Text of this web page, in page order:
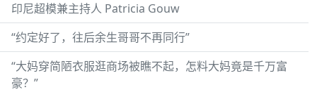
印尼超模兼主持人 Patricia Gouw
“约定好了，往后余生哥哥不再同行”
“大妈穿简陋衣服逛商场被瞧不起，怎料大妈竟是千万富
豪？”